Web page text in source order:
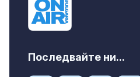
Последвайте ни...